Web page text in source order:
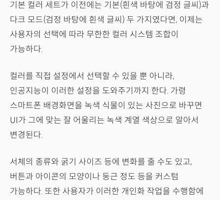
기본 컬러 세트가 이전에는 기본(흰색 바탕에 검정 글씨)과
다크 모드(검정 바탕에 흰색 글씨) 두 가지였다면, 이제는
사용자의 선택에 따라 무한한 컬러 시스템 조합이
가능하다.
컬러를 직접 설정에서 선택할 수 있을 뿐 아니라,
인공지능이 이러한 설정을 도와주기까지 한다. 가령
스마트폰 배경화면을 녹색 식물이 있는 사진으로 바꾸면
UI가 그에 맞는 잘 어울리는 녹색 계열 색상으로 알아서
변경된다.
서체의 종류와 굵기 사이즈 등에 변화를 줄 수도 있고,
버튼과 아이콘의 모양이나 둥근 정도 등을 커스텀
가능하다. 또한 사용자가 이러한 개인화 작업을 수행함에